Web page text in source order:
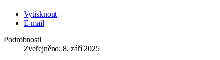
Vytisknout
E-mail
Podrobnosti
Zveřejněno: 8. září 2025